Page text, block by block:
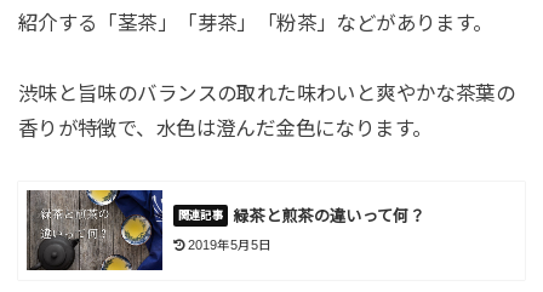
紹介する「茎茶」「芽茶」「粉茶」などがあります。
渋味と旨味のバランスの取れた味わいと爽やかな茶葉の
香りが特徴で、水色は澄んだ金色になります。
緑茶と煎茶の違いって何？
2019年5月5日